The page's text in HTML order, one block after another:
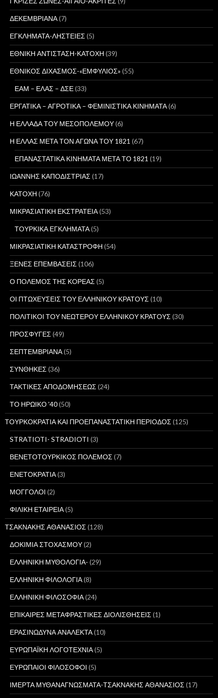
ΔΕΚΕΜΒΡΙΑΝΑ(7)
ΕΓΚΛΗΜΑΤΑ-ΛΗΣΤΕΙΕΣ (5)
ΕΘΝΙΚΗ ΑΝΤΙΣΤΑΣΗ-ΚΑΤΟΧΗ (39)
ΕΘΝΙΚΟΣ ΔΙΧΑΣΜΟΣ-«ΕΜΦΥΛΙΟΣ» (55)
ΕΑΜ – ΕΛΑΣ – ΔΣΕ(33)
ΕΡΓΑΤΙΚΑ – ΑΓΡΟΤΙΚΑ – ΦΕΜΙΝΙΣΤΙΚΑ ΚΙΝΗΜΑΤΑ(6)
Η ΕΛΛΑΔΑ ΤΟΥ ΜΕΣΟΠΟΛΕΜΟΥ(6)
Η ΕΛΛΑΣ ΜΕΤΑ ΤΟΝ ΑΓΩΝΑ ΤΟΥ 1821 (67)
ΕΠΑΝΑΣΤΑΤΙΚΑ ΚΙΝΗΜΑΤΑ ΜΕΤΑ ΤΟ 1821 (19)
ΙΩΑΝΝΗΣ ΚΑΠΟΔΙΣΤΡΙΑΣ (17)
ΚΑΤΟΧΗ (76)
ΜΙΚΡΑΣΙΑΤΙΚΗ ΕΚΣΤΡΑΤΕΙΑ(53)
ΤΟΥΡΚΙΚΑ ΕΓΚΛΗΜΑΤΑ(5)
ΜΙΚΡΑΣΙΑΤΙΚΗ ΚΑΤΑΣΤΡΟΦΗ (54)
ΞΕΝΕΣ ΕΠΕΜΒΑΣΕΙΣ (106)
Ο ΠΟΛΕΜΟΣ ΤΗΣ ΚΟΡΕΑΣ (5)
ΟΙ ΠΤΩΧΕΥΣΕΙΣ ΤΟΥ ΕΛΛΗΝΙΚΟΥ ΚΡΑΤΟΥΣ (10)
ΠΟΛΙΤΙΚΟΙ ΤΟΥ ΝΕΩΤΕΡΟΥ ΕΛΛΗΝΙΚΟΥ ΚΡΑΤΟΥΣ (30)
ΠΡΟΣΦΥΓΕΣ (49)
ΣΕΠΤΕΜΒΡΙΑΝΑ(5)
ΣΥΝΘΗΚΕΣ (36)
ΤΑΚΤΙΚΕΣ ΑΠΟΔΟΜΗΣΕΩΣ (24)
ΤΟ ΗΡΩΙΚΟ '40(50)
ΤΟΥΡΚΟΚΡΑΤΙΑ ΚΑΙ ΠΡΟΕΠΑΝΑΣΤΑΤΙΚΗ ΠΕΡΙΟΔΟΣ (125)
STRATIOTI- STRADIOTI (3)
ΒΕΝΕΤΟΤΟΥΡΚΙΚΟΣ ΠΟΛΕΜΟΣ (7)
ΕΝΕΤΟΚΡΑΤΙΑ(3)
ΜΟΓΓΟΛΟΙ (2)
ΦΙΛΙΚΗ ΕΤΑΙΡΕΙΑ(5)
ΤΣΑΚΝΑΚΗΣ ΑΘΑΝΑΣΙΟΣ (128)
ΔΟΚΙΜΙΑ ΣΤΟΧΑΣΜΟΥ(2)
ΕΛΛΗΝΙΚΗ ΜΥΘΟΛΟΓΙΑ- (29)
ΕΛΛΗΝΙΚΗ ΦΙΛΟΛΟΓΙΑ(8)
ΕΛΛΗΝΙΚΗ ΦΙΛΟΣΟΦΙΑ(24)
ΕΠΙΚΑΙΡΕΣ ΜΕΤΑΦΡΑΣΤΙΚΕΣ ΔΙΟΛΙΣΘΗΣΕΙΣ (1)
ΕΡΑΣΙΝΩΔΥΝΑ ΑΝΑΛΕΚΤΑ(10)
ΕΥΡΩΠΑΪΚΗ ΛΟΓΟΤΕΧΝΙΑ(5)
ΕΥΡΩΠΑΙΟΙ ΦΙΛΟΣΟΦΟΙ (5)
ΙΜΕΡΤΑ ΜΥΘΑΝΑΓΝΩΣΜΑΤΑ-ΤΣΑΚΝΑΚΗΣ ΑΘΑΝΑΣΙΟΣ (17)